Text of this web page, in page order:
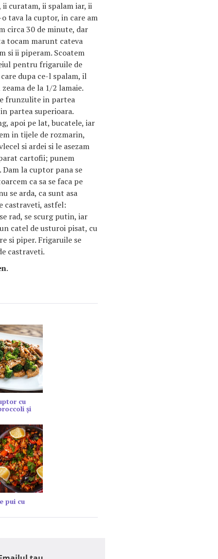
curatam, ii spalam iar, ii
tava la cuptor, in care am
circa 30 de minute, dar
tocam marunt cateva
si ii piperam. Scoatem
pentru frigaruile de
dupa ce-l spalam, il
de la 1/2 lamaie.
frunzulite in partea
partea superioara.
apoi pe lat, bucatele, iar
in tijele de rozmarin,
si ardei si le asezam
cartofii; punem
Dam la cuptor pana se
ca sa se faca pe
se arda, ca sunt asa
castraveti, astfel:
rad, se scurg putin, iar
catel de usturoi pisat, cu
si piper. Frigaruile se
castraveti.
.
cu
și
pui cu